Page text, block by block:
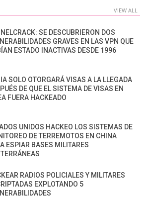
VIEW ALL
SE DESCUBRIERON DOS
GRAVES EN LAS VPN QUE
ESTADO INACTIVAS DESDE 1996
SOLO OTORGARÁ VISAS A LA LLEGADA
DE QUE EL SISTEMA DE VISAS EN
FUERA HACKEADO
UNIDOS HACKEO LOS SISTEMAS DE
DE TERREMOTOS EN CHINA
ESPIAR BASES MILITARES
RADIOS POLICIALES Y MILITARES
EXPLOTANDO 5